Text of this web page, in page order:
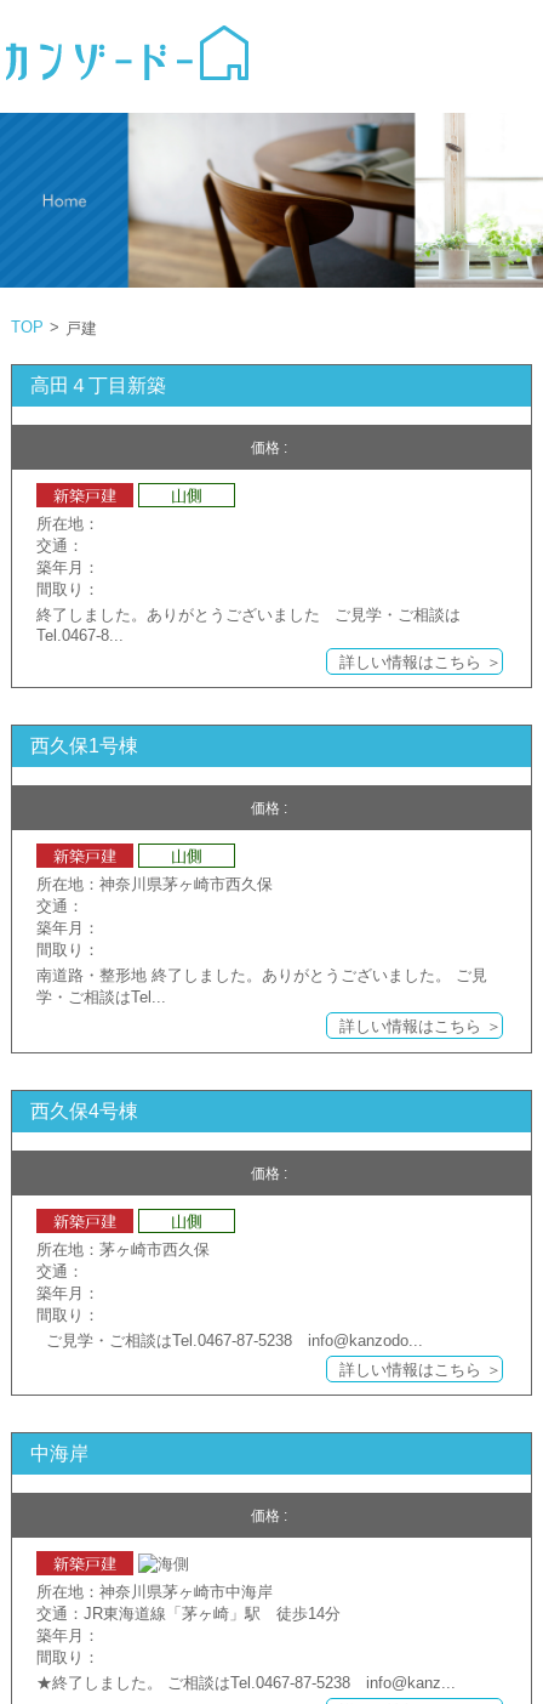
TOP > 戸建
高田４丁目新築
価格 :
所在地：
交通：
築年月：
間取り：
終了しました。ありがとうございました ご見学・ご相談は
Tel.0467-8...
詳しい情報はこちら ＞
西久保1号棟
価格 :
所在地：神奈川県茅ヶ崎市西久保
交通：
築年月：
間取り：
南道路・整形地 終了しました。ありがとうございました。 ご見
学・ご相談はTel...
詳しい情報はこちら ＞
西久保4号棟
価格 :
所在地：茅ヶ崎市西久保
交通：
築年月：
間取り：
ご見学・ご相談はTel.0467-87-5238 info@kanzodo...
詳しい情報はこちら ＞
中海岸
価格 :
所在地：神奈川県茅ヶ崎市中海岸
交通：JR東海道線「茅ヶ崎」駅 徒歩14分
築年月：
間取り：
★終了しました。 ご相談はTel.0467-87-5238 info@kanz...